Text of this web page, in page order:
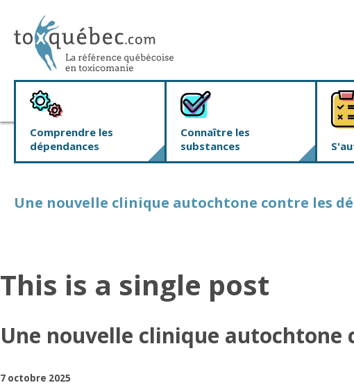
Comprendre les
dépendances
Connaître les
substances
Une nouvelle clinique autochtone contre les
This is a single post
Une nouvelle clinique autochtone
7 octobre 2025